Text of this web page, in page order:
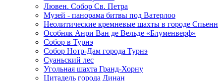
Лювен. Собор Св. Петра
Музей - панорама битвы под Ватерлоо
Неолитические кремневые шахты в городе Спьенн
Особняк Анри Ван де Вельде «Блуменверф»
Собор в Турнэ
Собор Нотр-Дам города Турнэ
Суаньский лес
Угольная шахта Гранд-Хорну
Цитадель города Динан